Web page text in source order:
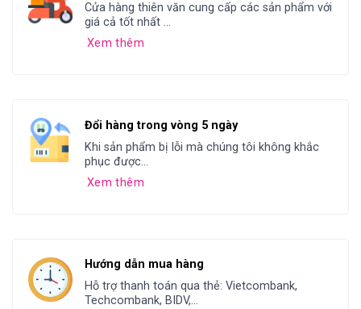
Cửa hàng thiên văn cung cấp các sản phẩm với
giá cả tốt nhất ...
Xem thêm
Đổi hàng trong vòng 5 ngày
Khi sản phẩm bị lỗi mà chúng tôi không khắc
phục được...
Xem thêm
Hướng dẫn mua hàng
Hỗ trợ thanh toán qua thẻ: Vietcombank,
Techcombank, BIDV,...